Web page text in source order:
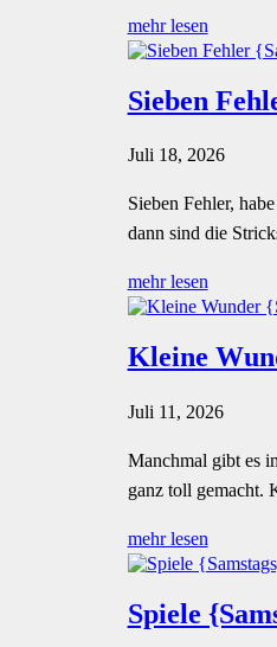
mehr lesen
Sieben
Juli 18, 2026
Sieben Fehler,
dann sind die
mehr lesen
Kleine
Juli 11, 2026
Manchmal gibt es
ganz toll gemacht.
mehr lesen
Spiele